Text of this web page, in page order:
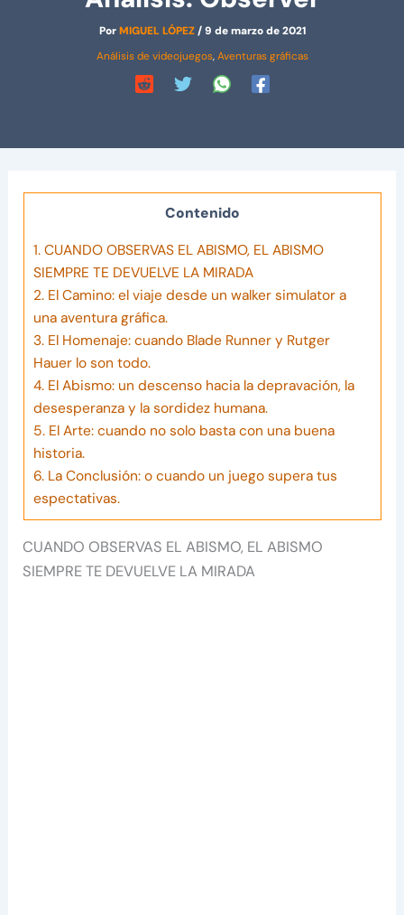
PorMIGUEL LÓPEZ/9 de marzo de 2021
Análisis de videojuegos,Aventuras gráficas
Contenido
1.CUANDO OBSERVAS EL ABISMO, EL ABISMO
SIEMPRE TE DEVUELVE LA MIRADA
2.El Camino: el viaje desde un walker simulator a
una aventura gráfica.
3.El Homenaje: cuando Blade Runner y Rutger
Hauer lo son todo.
4.El Abismo: un descenso hacia la depravación, la
desesperanza y la sordidez humana.
5.El Arte: cuando no solo basta con una buena
historia.
6.La Conclusión: o cuando un juego supera tus
espectativas.
CUANDO OBSERVAS EL ABISMO, EL ABISMO
SIEMPRE TE DEVUELVE LA MIRADA